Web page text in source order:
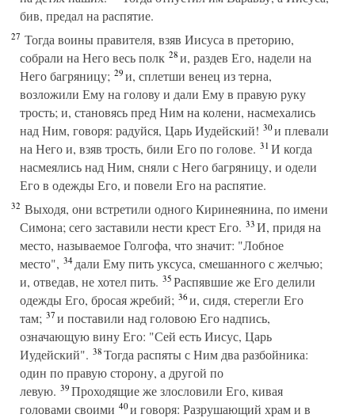
бив, предал на распятие.
27 Тогда воины правителя, взяв Иисуса в преторию,
собрали на Него весь полк 28и, раздев Его, надели на
Него багряницу; 29и, сплетши венец из терна,
возложили Ему на голову и дали Ему в правую руку
трость; и, становясь пред Ним на колени, насмехались
над Ним, говоря: радуйся, Царь Иудейский! 30и плевали
на Него и, взяв трость, били Его по голове. 31И когда
насмеялись над Ним, сняли с Него багряницу, и одели
Его в одежды Его, и повели Его на распятие.
32 Выходя, они встретили одного Киринеянина, по имени
Симона; сего заставили нести крест Его. 33И, придя на
место, называемое Голгофа, что значит: "Лобное
место", 34дали Ему пить уксуса, смешанного с желчью;
и, отведав, не хотел пить. 35Распявшие же Его делили
одежды Его, бросая жребий; 36и, сидя, стерегли Его
там; 37и поставили над головою Его надпись,
означающую вину Его: "Сей есть Иисус, Царь
Иудейский". 38Тогда распяты с Ним два разбойника:
один по правую сторону, а другой по
левую. 39Проходящие же злословили Его, кивая
головами своими 40и говоря: Разрушающий храм и в